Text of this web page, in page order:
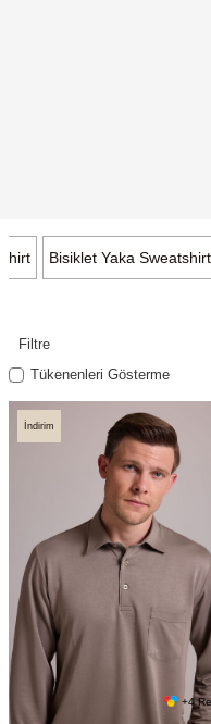
Bisiklet Yaka Sweatshirt
Filtre
Tükenenleri Gösterme
İndirim
+4